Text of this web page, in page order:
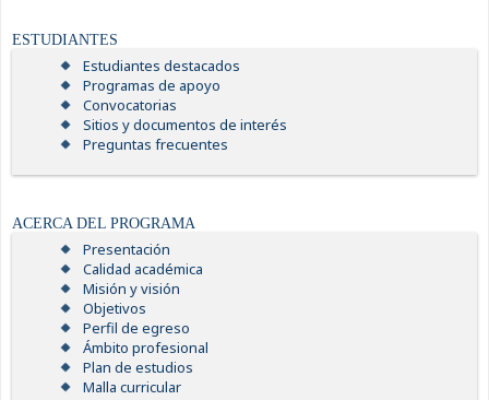
ESTUDIANTES
Estudiantes destacados
Programas de apoyo
Convocatorias
Sitios y documentos de interés
Preguntas frecuentes
ACERCA DEL PROGRAMA
Presentación
Calidad académica
Misión y visión
Objetivos
Perfil de egreso
Ámbito profesional
Plan de estudios
Malla curricular